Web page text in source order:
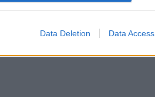
Data Deletion Data Access